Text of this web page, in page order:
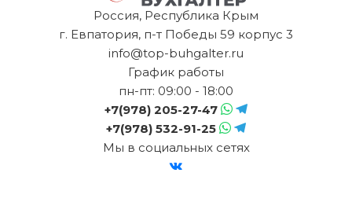
Россия, Республика Крым
г. Евпатория, п-т Победы 59 корпус 3
info@top-buhgalter.ru
График работы
пн-пт: 09:00 - 18:00
+7(978) 205-27-47
+7(978) 532-91-25
Мы в социальных сетях